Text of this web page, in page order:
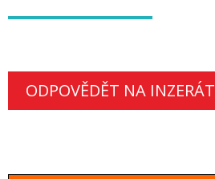
ODPOVĚDĚT NA INZERÁT